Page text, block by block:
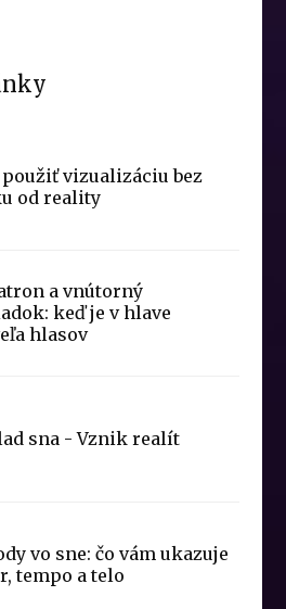
vizualizáciu bez
od reality
a vnútorný
keď je v hlave
hlasov
sna - Vznik realít
vo sne: čo vám ukazuje
tempo a telo